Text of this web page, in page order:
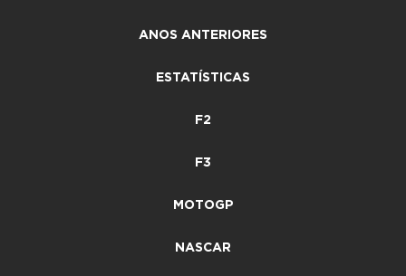
ANOS ANTERIORES
ESTATÍSTICAS
F2
F3
MOTOGP
NASCAR